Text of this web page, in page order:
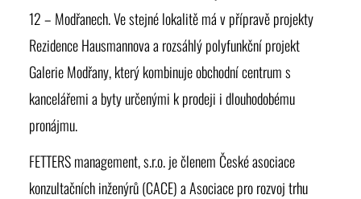
12 – Modřanech. Ve stejné lokalitě má v přípravě projekty
Rezidence Hausmannova a rozsáhlý polyfunkční projekt
Galerie Modřany, který kombinuje obchodní centrum s
kancelářemi a byty určenými k prodeji i dlouhodobému
pronájmu.
FETTERS management, s.r.o. je členem České asociace
konzultačních inženýrů (CACE) a Asociace pro rozvoj trhu